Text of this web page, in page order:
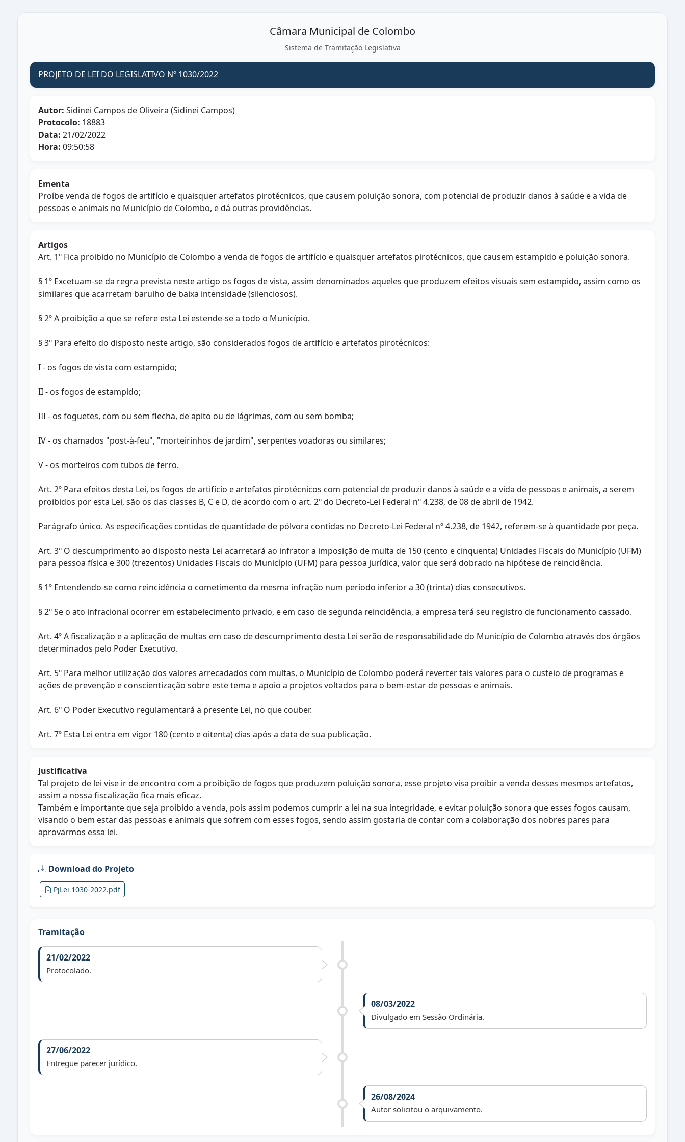
Câmara Municipal de Colombo
Sistema de Tramitação Legislativa
PROJETO DE LEI DO LEGISLATIVO Nº 1030/2022
Autor: Sidinei Campos de Oliveira (Sidinei Campos)
Protocolo: 18883
Data: 21/02/2022
Hora: 09:50:58
Ementa
Proíbe venda de fogos de artifício e quaisquer artefatos pirotécnicos, que causem poluição sonora, com potencial de produzir danos à saúde e a vida de
pessoas e animais no Município de Colombo, e dá outras providências.
Artigos
Art. 1º Fica proibido no Município de Colombo a venda de fogos de artifício e quaisquer artefatos pirotécnicos, que causem estampido e poluição sonora.
§ 1º Excetuam-se da regra prevista neste artigo os fogos de vista, assim denominados aqueles que produzem efeitos visuais sem estampido, assim como os
similares que acarretam barulho de baixa intensidade (silenciosos).
§ 2º A proibição a que se refere esta Lei estende-se a todo o Município.
§ 3º Para efeito do disposto neste artigo, são considerados fogos de artifício e artefatos pirotécnicos:
I - os fogos de vista com estampido;
II - os fogos de estampido;
III - os foguetes, com ou sem flecha, de apito ou de lágrimas, com ou sem bomba;
IV - os chamados "post-à-feu", "morteirinhos de jardim", serpentes voadoras ou similares;
V - os morteiros com tubos de ferro.
Art. 2º Para efeitos desta Lei, os fogos de artifício e artefatos pirotécnicos com potencial de produzir danos à saúde e a vida de pessoas e animais, a serem
proibidos por esta Lei, são os das classes B, C e D, de acordo com o art. 2º do Decreto-Lei Federal nº 4.238, de 08 de abril de 1942.
Parágrafo único. As especificações contidas de quantidade de pólvora contidas no Decreto-Lei Federal nº 4.238, de 1942, referem-se à quantidade por peça.
Art. 3º O descumprimento ao disposto nesta Lei acarretará ao infrator a imposição de multa de 150 (cento e cinquenta) Unidades Fiscais do Município (UFM)
para pessoa física e 300 (trezentos) Unidades Fiscais do Município (UFM) para pessoa jurídica, valor que será dobrado na hipótese de reincidência.
§ 1º Entendendo-se como reincidência o cometimento da mesma infração num período inferior a 30 (trinta) dias consecutivos.
§ 2º Se o ato infracional ocorrer em estabelecimento privado, e em caso de segunda reincidência, a empresa terá seu registro de funcionamento cassado.
Art. 4º A fiscalização e a aplicação de multas em caso de descumprimento desta Lei serão de responsabilidade do Município de Colombo através dos órgãos
determinados pelo Poder Executivo.
Art. 5º Para melhor utilização dos valores arrecadados com multas, o Município de Colombo poderá reverter tais valores para o custeio de programas e
ações de prevenção e conscientização sobre este tema e apoio a projetos voltados para o bem-estar de pessoas e animais.
Art. 6º O Poder Executivo regulamentará a presente Lei, no que couber.
Art. 7º Esta Lei entra em vigor 180 (cento e oitenta) dias após a data de sua publicação.
Justificativa
Tal projeto de lei vise ir de encontro com a proibição de fogos que produzem poluição sonora, esse projeto visa proibir a venda desses mesmos artefatos,
assim a nossa fiscalização fica mais eficaz.
Também e importante que seja proibido a venda, pois assim podemos cumprir a lei na sua integridade, e evitar poluição sonora que esses fogos causam,
visando o bem estar das pessoas e animais que sofrem com esses fogos, sendo assim gostaria de contar com a colaboração dos nobres pares para
aprovarmos essa lei.
Download do Projeto
PjLei 1030-2022.pdf
Tramitação
21/02/2022
Protocolado.
08/03/2022
Divulgado em Sessão Ordinária.
27/06/2022
Entregue parecer jurídico.
26/08/2024
Autor solicitou o arquivamento.